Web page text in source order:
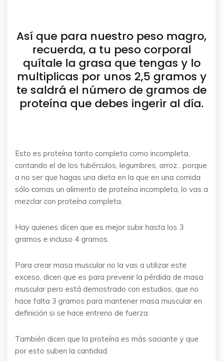
Así que para nuestro peso magro,
recuerda, a tu peso corporal
quítale la grasa que tengas y lo
multiplicas por unos 2,5 gramos y
te saldrá el número de gramos de
proteína que debes ingerir al día.
Esto es proteína tanto completa como incompleta,
contando el de los tubérculos, legumbres, arroz…porque
a no ser que hagas una dieta en la que en una comida
sólo comas un alimento de proteína incompleta, lo vas a
mezclar con proteína completa.
Hay quienes dicen que es mejor subir hasta los 3
gramos e incluso 4 gramos.
Para crear masa muscular no la vas a utilizar este
exceso, dicen que es para prevenir la pérdida de masa
muscular pero está demostrado con estudios, que no
hace falta 3 gramos para mantener masa muscular en
definición si se hace entreno de fuerza.
También dicen que la proteína es más saciante y que
por esto suben la cantidad.